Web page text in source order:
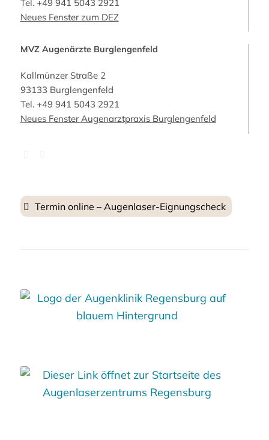
Tel. +49 941 5043 2921
Neues Fenster zum DEZ
MVZ Augenärzte Burglengenfeld
Kallmünzer Straße 2
93133 Burglengenfeld
Tel. +49 941 5043 2921
Neues Fenster Augenarztpraxis Burglengenfeld
Termin online – Augenlaser-Eignungscheck